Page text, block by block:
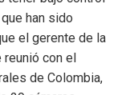
han sido
el gerente de la
reunió con el
de Colombia,